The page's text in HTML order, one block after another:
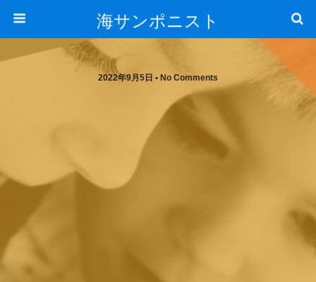
海サンポニスト
2022年9月5日 • No Comments